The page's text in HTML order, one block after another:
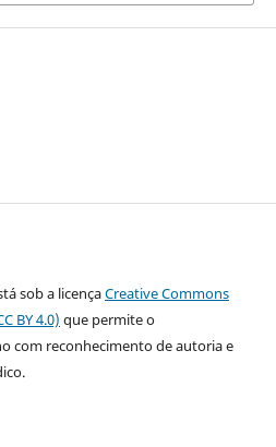
sob a licençaCreative Commons
BY 4.0) que permite o
com reconhecimento de autoria e